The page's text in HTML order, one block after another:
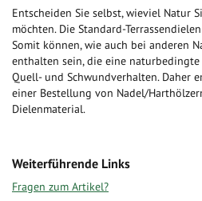
Entscheiden Sie selbst, wieviel Natur
möchten. Die Standard-
Somit können, wie auch bei anderen
enthalten sein, die eine naturbedingte
Quell- und Schwundverhalten. Daher
einer Bestellung von Nadel/
Dielenmaterial.
Weiterführende Links
Fragen zum Artikel?